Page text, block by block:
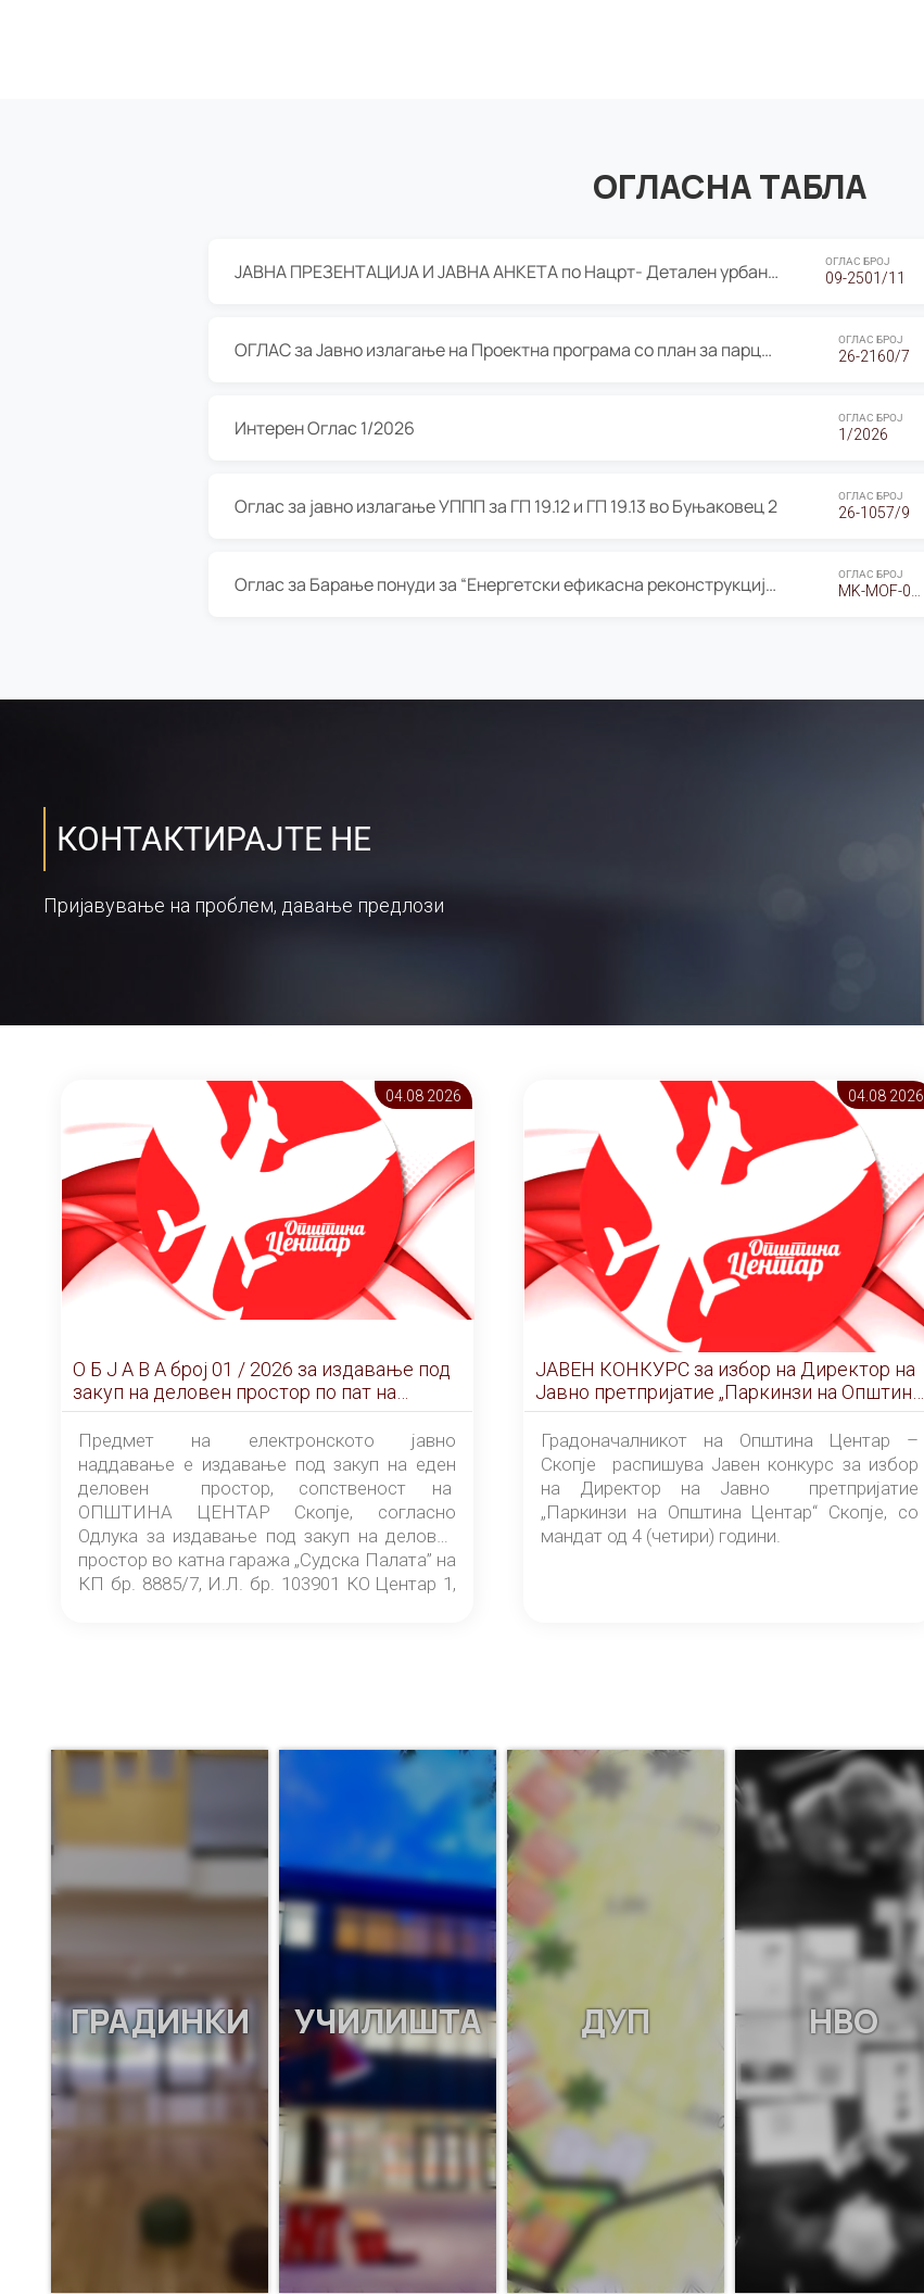
ОГЛАСНА ТАБЛА
ЈАВНА ПРЕЗЕНТАЦИЈА И ЈАВНА АНКЕТА по Нацрт- Детален урбанистички план Градска четврт Ј 05- Барутана, Општина Центар- Скопје, плански период 2025-2030 ОГЛАС БРОЈ
09-2501/11
ОГЛАС за Јавно излагање на Проектна програма со план за парцелација за Урбанистички проект со план за парцелација за спојување на ГП 20.12 и ГП 20.37 од Изменување и дополнување на Детален урбанистички план Буњаковец 2, Општина Центар – Скопје ОГЛАС БРОЈ
26-2160/7
Интерен Оглас 1/2026 ОГЛАС БРОЈ
1/2026
Оглас за јавно излагање УППП за ГП 19.12 и ГП 19.13 во Буњаковец 2 ОГЛАС БРОЈ
26-1057/9
Оглас за Барање понуди за “Енергетски ефикасна реконструкција на објектот ООУ „Св. Кирил и Методиј" ОГЛАС БРОЈ
КОНТАКТИРАЈТЕ НЕ
Пријавување на проблем, давање предлози
04.08 2026
О Б Ј А В А брoj 01 / 2026 за издавање под
закуп на деловен простор по пат на
ЕЛЕКТРОНСКО ЈАВНО НАДДАВАЊЕ
Предмет на електронското јавно
наддавање е издавање под закуп на еден
деловен простор, сопственост на
ОПШТИНА ЦЕНТАР Скопје, согласно
Одлука за издавање под закуп на деловен
простор во катна гаража „Судска Палата” на
КП бр. 8885/7, И.Л. бр. 103901 КО Центар 1,
понудувач.
04.08 2026
ЈАВЕН КОНКУРС за избор на Директор на
Јавно претпријатие „Паркинзи на Општина
Центар“ – Скопје
Градоначалникот на Општина Центар –
Скопје распишува Јавен конкурс за избор
на Директор на Јавно претпријатие
„Паркинзи на Општина Центар“ Скопје, со
мандат од 4 (четири) години.
ГРАДИНКИ УЧИЛИШТА ДУП НВО